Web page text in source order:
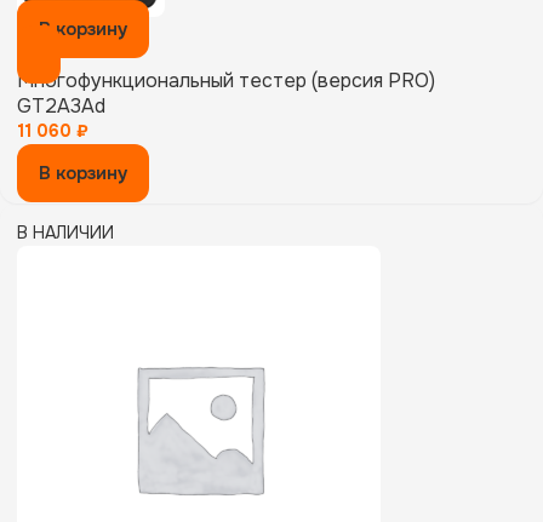
В корзину
Многофункциональный тестер (версия PRO)
GT2A3Ad
11 060 ₽
В корзину
В НАЛИЧИИ